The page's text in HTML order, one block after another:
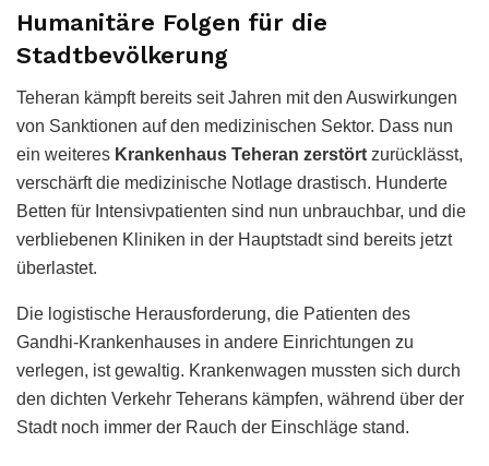
Humanitäre Folgen für die
Stadtbevölkerung
Teheran kämpft bereits seit Jahren mit den Auswirkungen
von Sanktionen auf den medizinischen Sektor. Dass nun
ein weiteres Krankenhaus Teheran zerstört zurücklässt,
verschärft die medizinische Notlage drastisch. Hunderte
Betten für Intensivpatienten sind nun unbrauchbar, und die
verbliebenen Kliniken in der Hauptstadt sind bereits jetzt
überlastet.
Die logistische Herausforderung, die Patienten des
Gandhi-Krankenhauses in andere Einrichtungen zu
verlegen, ist gewaltig. Krankenwagen mussten sich durch
den dichten Verkehr Teherans kämpfen, während über der
Stadt noch immer der Rauch der Einschläge stand.